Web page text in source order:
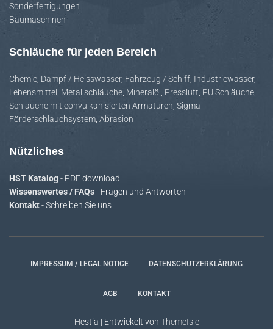
Sonderfertigungen
Baumaschinen
Schläuche für jeden Bereich
Chemie, Dampf / Heisswasser, Fahrzeug / Schiff, Industriewasser,
Lebensmittel , Metallschläuche, Mineralöl , Pressluft, PU Schläuche,
Schläuche mit eonvulkanisierten Armaturen, Sigma-
Förderschlauchsystem, Abrasion
Nützliches
HST Katalog- PDF download
Wissenswertes / FAQs- Fragen und Antworten
Kontakt- Schreiben Sie uns
IMPRESSUM / LEGAL NOTICE DATENSCHUTZERKLÄRUNG
AGB KONTAKT
Hestia | Entwickelt von ThemeIsle